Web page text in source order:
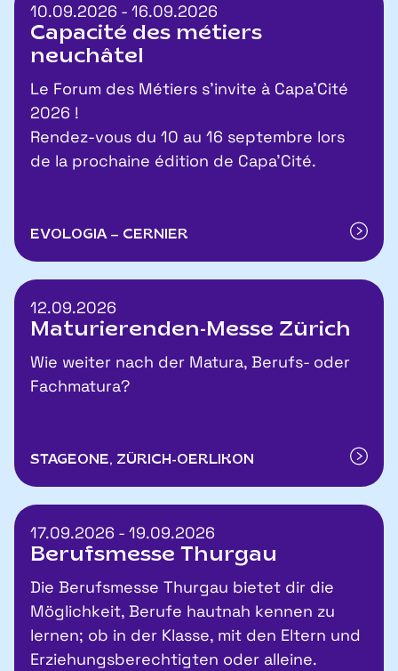
10.09.2026 - 16.09.2026
Capacité des métiers
neuchâtel
​Le Forum des Métiers s’invite à Capa’Cité
2026 !
Rendez-vous du 10 au 16 septembre lors
de la prochaine édition de Capa’Cité.
EVOLOGIA – CERNIER
12.09.2026
Maturierenden-Messe Zürich
Wie weiter nach der Matura, Berufs- oder
Fachmatura?
STAGEONE, ZÜRICH-OERLIKON
17.09.2026 - 19.09.2026
Berufsmesse Thurgau
Die Berufsmesse Thurgau bietet dir die
Möglichkeit, Berufe hautnah kennen zu
lernen; ob in der Klasse, mit den Eltern und
Erziehungsberechtigten oder alleine.